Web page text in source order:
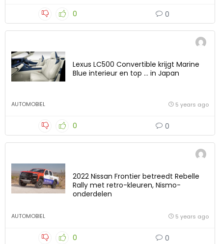
0 0
Lexus LC500 Convertible krijgt Marine
Blue interieur en top … in Japan
AUTOMOBIEL 5 years ago
0 0
2022 Nissan Frontier betreedt Rebelle
Rally met retro-kleuren, Nismo-
onderdelen
AUTOMOBIEL 5 years ago
0 0